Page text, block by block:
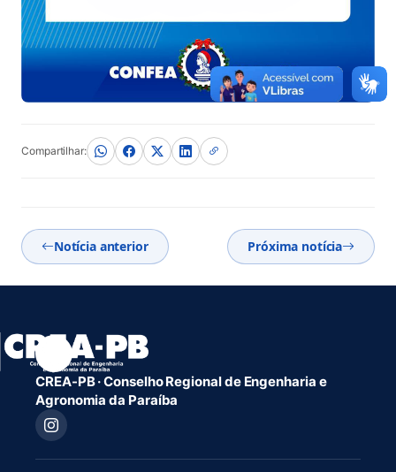
Compartilhar:
Notícia anterior Próxima notícia
CREA-PB · Conselho Regional de Engenharia e
Agronomia da Paraíba